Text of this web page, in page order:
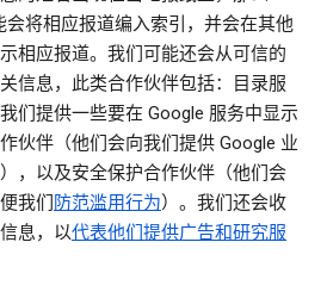
会将相应报道编入索引，并会在其他
相应报道。我们可能还会从可信的
信息，此类合作伙伴包括：目录服
们提供一些要在 Google 服务中显示
伙伴（他们会向我们提供 Google 业
，以及安全保护合作伙伴（他们会
我们 防范滥用行为）。我们还会收
息，以代表他们提供广告和研究服